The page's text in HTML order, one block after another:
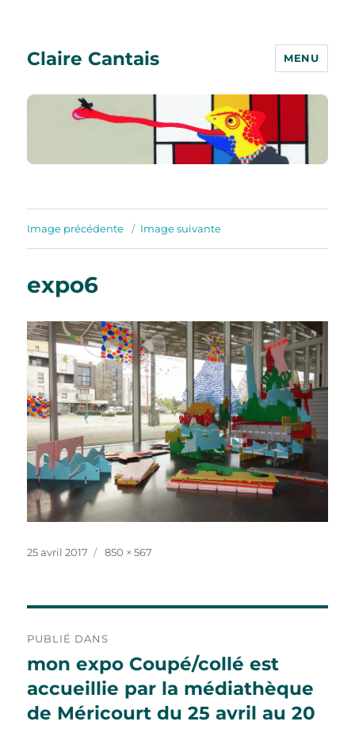
Claire Cantais MENU
Image précédente Image suivante
expo6
Publié
25 avril 2017
Taille
850 × 567
de
l’article
PUBLIÉ DANS
mon expo Coupé/collé est
accueillie par la médiathèque
de Méricourt du 25 avril au 20